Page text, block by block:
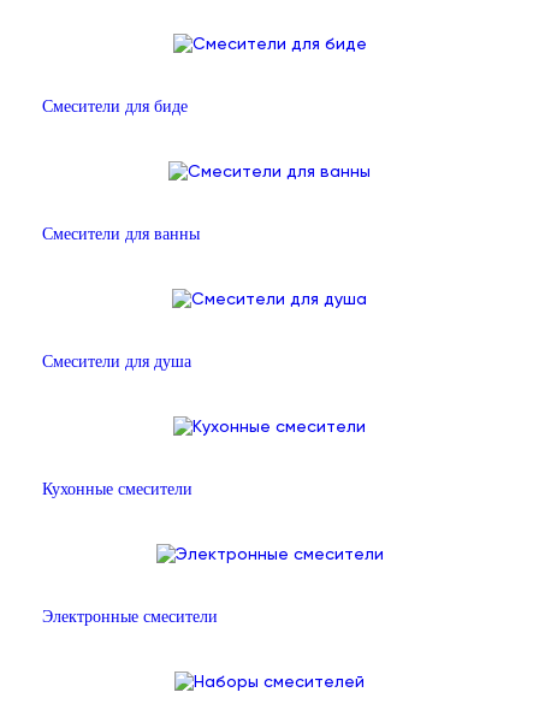
Смесители для биде
Смесители для ванны
Смесители для душа
Кухонные смесители
Электронные смесители